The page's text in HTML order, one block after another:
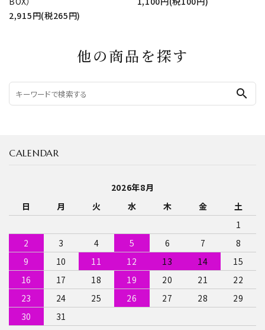
2,915円(税265円)
他の商品を探す
search
CALENDAR
2026年8月
日
月 火 水 木 金
土
1
2
3 4 5 6 7
8
9
10 11 12 13 14
15
16
17 18 19 20 21
22
23
24 25 26 27 28
29
30
31